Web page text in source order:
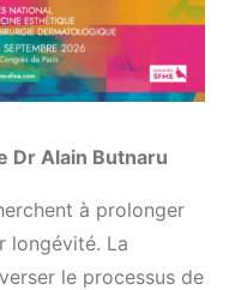
Dr Alain Butnaru
à prolonger
longévité. La
le processus de